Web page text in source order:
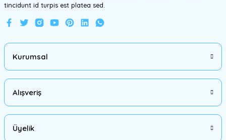
tincidunt id turpis est platea sed.
Kurumsal
Alışveriş
Üyelik